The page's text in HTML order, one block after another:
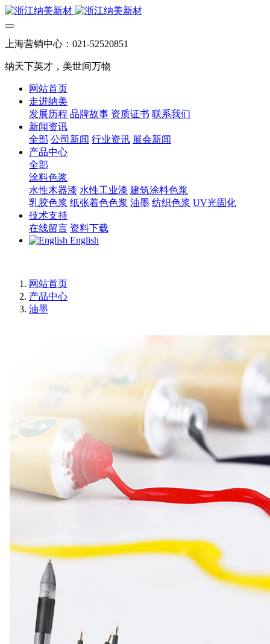
上海营销中心：021-52520851
纳天下英才，美世间万物
网站首页
走进纳美
发展历程 品牌故事 资质证书 联系我们
新闻资讯
全部 公司新闻 行业资讯 展会新闻
产品中心
全部
涂料色浆
水性木器漆 水性工业漆 建筑涂料色浆
乳胶色浆 纸张着色色浆 油墨 纺织色浆 UV光固化
技术支持
在线留言 资料下载
English
网站首页
产品中心
油墨